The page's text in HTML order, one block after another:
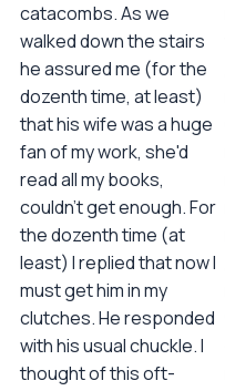
catacombs. As we
walked down the stairs
he assured me (for the
dozenth time, at least)
that his wife was a huge
fan of my work, she'd
read all my books,
couldn't get enough. For
the dozenth time (at
least) I replied that now I
must get him in my
clutches. He responded
with his usual chuckle. I
thought of this oft-